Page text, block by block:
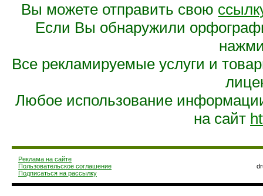
Вы можете отправить свою
Если Вы обнаружили
Все рекламируемые услуги и
Любое использование
на сайт
Реклама на сайте
Пользовательское соглашение
Подписаться на рассылку